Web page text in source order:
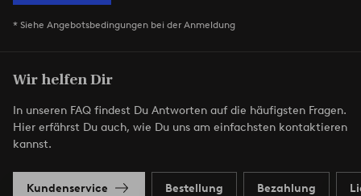
* Siehe Angebotsbedingungen bei der Anmeldung
Wir helfen Dir
In unseren FAQ findest Du Antworten auf die häufigsten Fragen.
Hier erfährst Du auch, wie Du uns am einfachsten kontaktieren
kannst.
Kundenservice Bestellung Bezahlung